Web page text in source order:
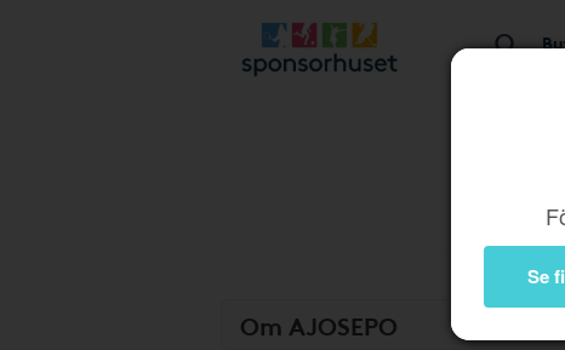
Se
Om AJOSEPO